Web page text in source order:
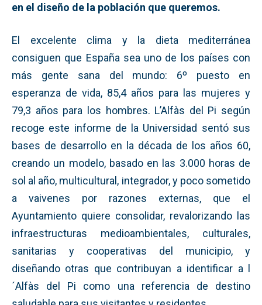
en el diseño de la población que queremos.
El excelente clima y la dieta mediterránea
consiguen que España sea uno de los países con
más gente sana del mundo: 6º puesto en
esperanza de vida, 85,4 años para las mujeres y
79,3 años para los hombres. L’Alfàs del Pi según
recoge este informe de la Universidad sentó sus
bases de desarrollo en la década de los años 60,
creando un modelo, basado en las 3.000 horas de
sol al año, multicultural, integrador, y poco sometido
a vaivenes por razones externas, que el
Ayuntamiento quiere consolidar, revalorizando las
infraestructuras medioambientales, culturales,
sanitarias y cooperativas del municipio, y
diseñando otras que contribuyan a identificar a l
´Alfàs del Pi como una referencia de destino